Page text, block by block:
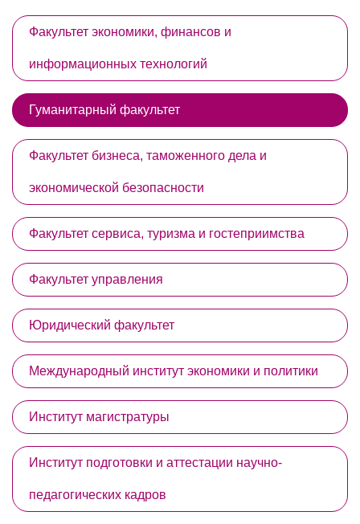
Факультет экономики, финансов и
информационных технологий
Гуманитарный факультет
Факультет бизнеса, таможенного дела и
экономической безопасности
Факультет сервиса, туризма и гостеприимства
Факультет управления
Юридический факультет
Международный институт экономики и политики
Институт магистратуры
Институт подготовки и аттестации научно-
педагогических кадров